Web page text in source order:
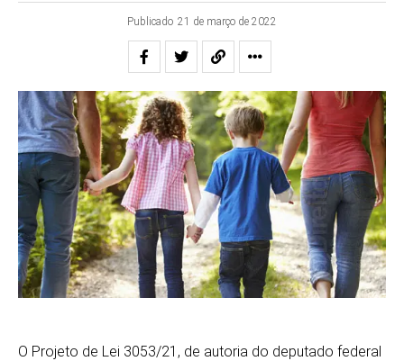
Publicado 21 de março de 2022
O Projeto de Lei 3053/21, de autoria do deputado federal